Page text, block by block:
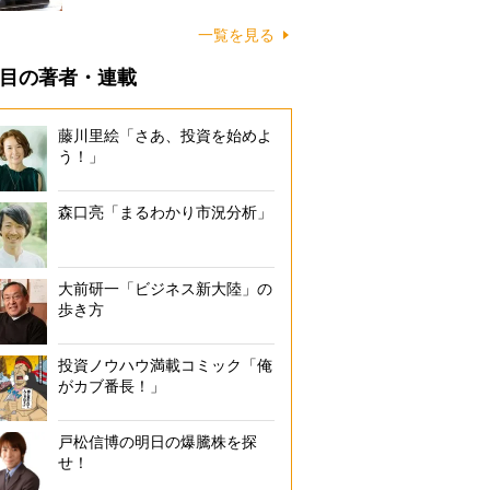
一覧を見る
の著者・連載
藤川里絵「さあ、投資を始めよ
う！」
森口亮「まるわかり市況分析」
大前研一「ビジネス新大陸」の
歩き方
投資ノウハウ満載コミック「俺
がカブ番長！」
戸松信博の明日の爆騰株を探
せ！